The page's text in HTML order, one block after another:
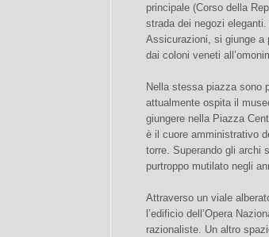
principale (Corso della
strada dei negozi
Assicurazioni, si giunge a
dai coloni veneti
Nella stessa piazza sono
attualmente ospita il
giungere nella Piazza
è il cuore amministrativo
torre. Superando gli archi
purtroppo mutilato negli
Attraverso un viale
l’edificio dell’Opera
razionaliste. Un altro